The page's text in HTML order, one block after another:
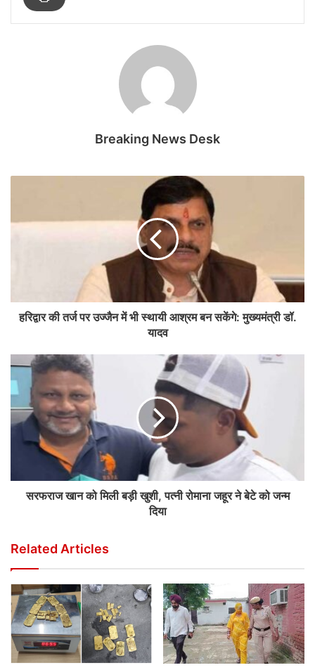
Breaking News Desk
हरिद्वार की तर्ज पर उज्जैन में भी स्थायी आश्रम बन सकेंगे: मुख्यमंत्री डॉ.
यादव
सरफराज खान को मिली बड़ी खुशी, पत्नी रोमाना जहूर ने बेटे को जन्म
दिया
Related Articles